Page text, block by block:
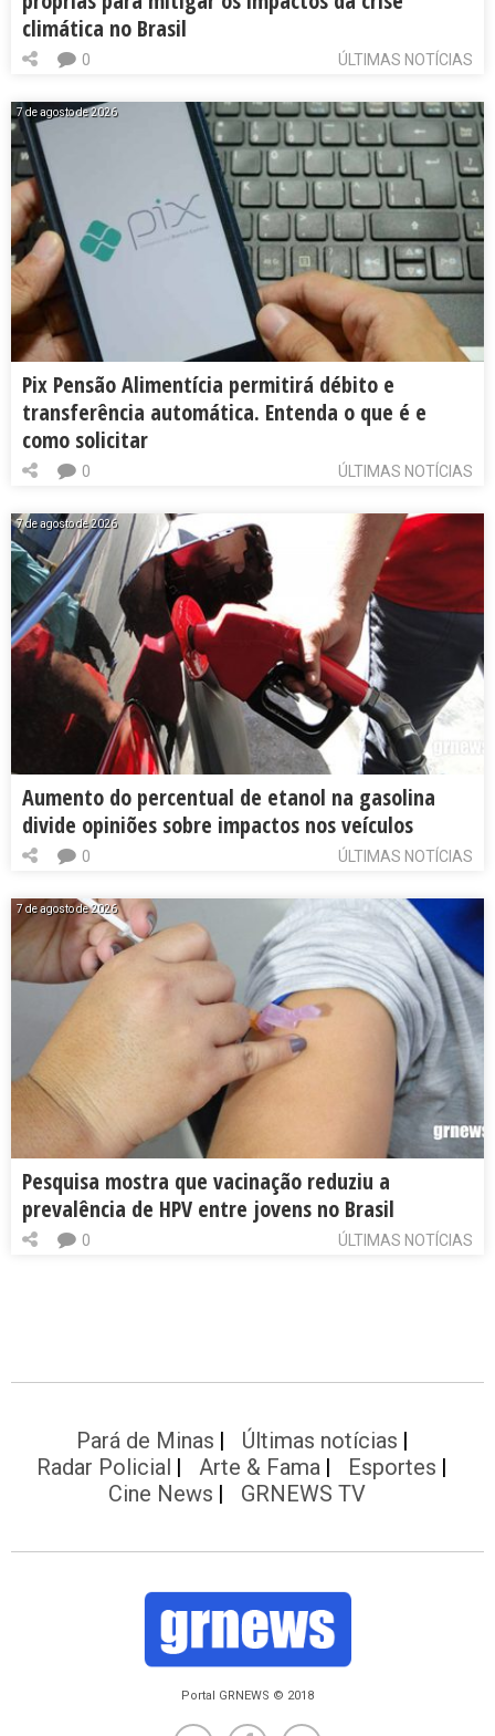
climática no Brasil
ÚLTIMAS NOTÍCIAS
0
7 de agosto de 2026
Pix Pensão Alimentícia permitirá débito e
transferência automática. Entenda o que é e
como solicitar
ÚLTIMAS NOTÍCIAS
0
7 de agosto de 2026
Aumento do percentual de etanol na gasolina
divide opiniões sobre impactos nos veículos
ÚLTIMAS NOTÍCIAS
0
7 de agosto de 2026
Pesquisa mostra que vacinação reduziu a
prevalência de HPV entre jovens no Brasil
ÚLTIMAS NOTÍCIAS
0
Pará de Minas
Últimas notícias
Radar Policial
Arte & Fama
Esportes
Cine News
GRNEWS TV
Portal GRNEWS © 2018